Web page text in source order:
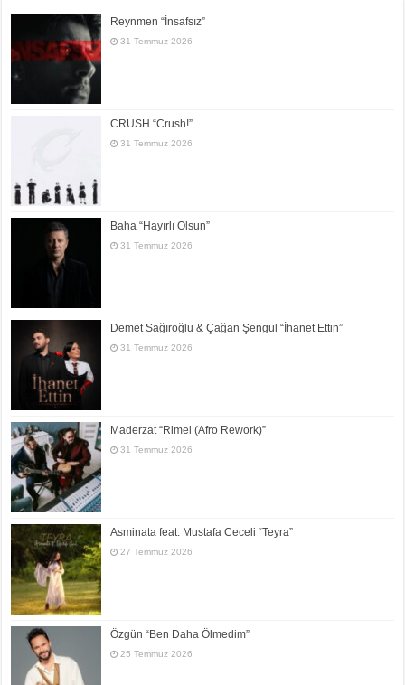
Reynmen “İnsafsız”
31 Temmuz 2026
CRUSH “Crush!”
31 Temmuz 2026
Baha “Hayırlı Olsun”
31 Temmuz 2026
Demet Sağıroğlu & Çağan Şengül “İhanet Ettin”
31 Temmuz 2026
Maderzat “Rimel (Afro Rework)”
31 Temmuz 2026
Asminata feat. Mustafa Ceceli “Teyra”
27 Temmuz 2026
Özgün “Ben Daha Ölmedim”
25 Temmuz 2026